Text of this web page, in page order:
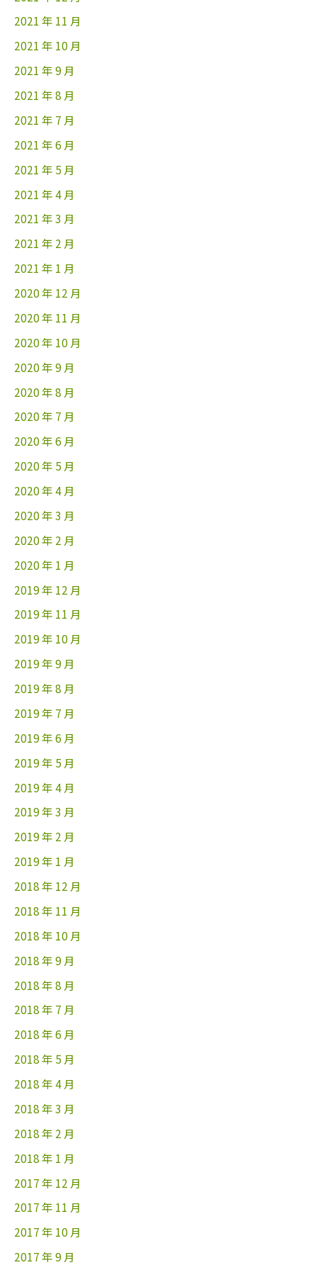
2021 年 11 月
2021 年 10 月
2021 年 9 月
2021 年 8 月
2021 年 7 月
2021 年 6 月
2021 年 5 月
2021 年 4 月
2021 年 3 月
2021 年 2 月
2021 年 1 月
2020 年 12 月
2020 年 11 月
2020 年 10 月
2020 年 9 月
2020 年 8 月
2020 年 7 月
2020 年 6 月
2020 年 5 月
2020 年 4 月
2020 年 3 月
2020 年 2 月
2020 年 1 月
2019 年 12 月
2019 年 11 月
2019 年 10 月
2019 年 9 月
2019 年 8 月
2019 年 7 月
2019 年 6 月
2019 年 5 月
2019 年 4 月
2019 年 3 月
2019 年 2 月
2019 年 1 月
2018 年 12 月
2018 年 11 月
2018 年 10 月
2018 年 9 月
2018 年 8 月
2018 年 7 月
2018 年 6 月
2018 年 5 月
2018 年 4 月
2018 年 3 月
2018 年 2 月
2018 年 1 月
2017 年 12 月
2017 年 11 月
2017 年 10 月
2017 年 9 月